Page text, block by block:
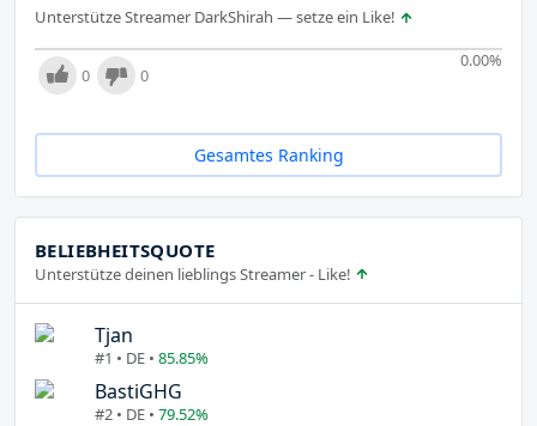
Unterstütze Streamer DarkShirah — setze ein Like!
0.00%
0 0
Gesamtes Ranking
BELIEBHEITSQUOTE
Unterstütze deinen lieblings Streamer - Like!
Tjan
#1 • DE • 85.85%
BastiGHG
#2 • DE • 79.52%